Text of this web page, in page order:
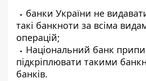
банки України не
такі банкноти за всіма
операцій;
Національний банк
підкріплювати такими
банків.